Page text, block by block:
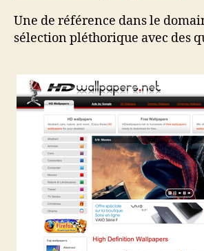
Une de référence dans le
sélection pléthorique avec des